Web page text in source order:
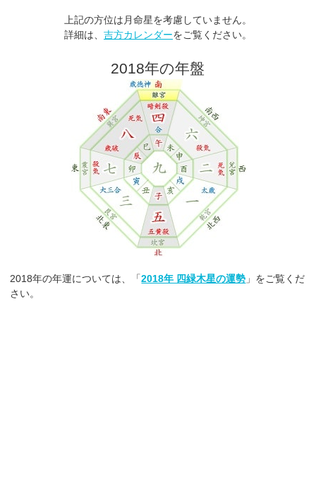
上記の方位は月命星を考慮していません。
詳細は、 吉方カレンダーをご覧ください。
2018年の年盤
2018年の年運については、「2018年 四緑木星の運勢 」をご覧くだ
さい。